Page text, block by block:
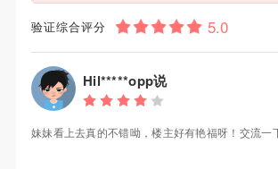
验证综合评分
Hil*****opp说
妹妹看上去真的不错呦，楼主好有艳福呀！交流一